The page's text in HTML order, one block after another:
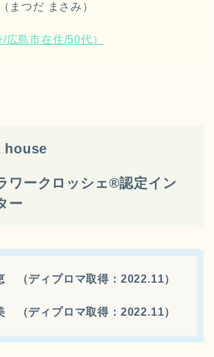
まつだ まさみ）
/広島市在住/50代）
house
ワークロッシェ®️認定イン
ー
（ディプロマ取得：2022.11）
（ディプロマ取得：2022.11）